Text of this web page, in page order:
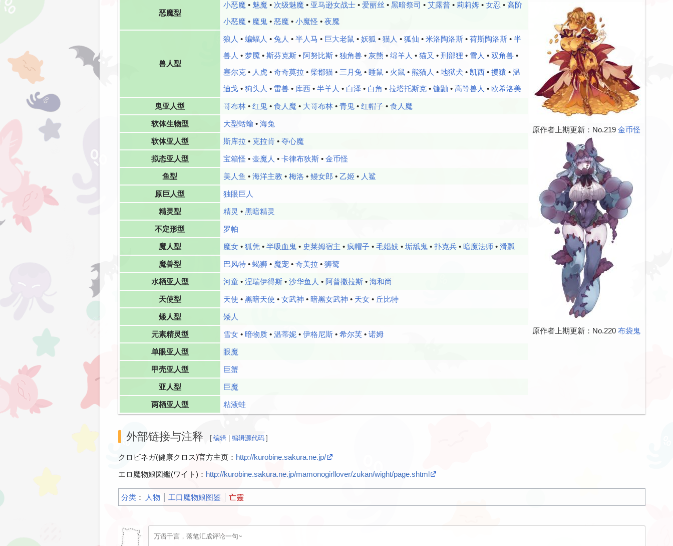
原作者上期更新：No.219 金币怪
原作者上期更新：No.220 布袋鬼
恶魔型
小恶魔 • 魅魔 • 次级魅魔 • 亚马逊女战士• 爱丽丝 • 黑暗祭司 • 艾露普• 莉莉姆• 女忍 • 高阶
小恶魔 • 魔鬼• 恶魔 • 小魔怪 • 夜魇
兽人型
狼人 • 蝙蝠人 • 兔人 • 半人马 • 巨大老鼠 • 妖狐 • 猫人 • 狐仙 • 米洛陶洛斯• 荷斯陶洛斯• 半
兽人 • 梦魇• 斯芬克斯• 阿努比斯• 独角兽• 灰熊 • 绵羊人 • 猫又 • 刑部狸 • 雪人 • 双角兽•
塞尔克• 人虎• 奇奇莫拉 • 柴郡猫• 三月兔 • 睡鼠 • 火鼠 • 熊猫人 • 地狱犬 • 凯西• 攫猿 • 温
迪戈• 狗头人 • 雷兽• 库西• 半羊人 • 白泽 • 白角 • 拉塔托斯克• 镰鼬• 高等兽人 • 欧希洛美
鬼亚人型 哥布林• 红鬼• 食人魔 • 大哥布林• 青鬼• 红帽子• 食人魔
软体生物型 大型蛞蝓 • 海兔
软体亚人型 斯库拉 • 克拉肯• 夺心魔
拟态亚人型 宝箱怪 • 壶魔人 • 卡律布狄斯• 金币怪
鱼型 美人鱼 • 海洋主教 • 梅洛 • 鳗女郎 • 乙姬• 人鲨
原巨人型 独眼巨人
精灵型 精灵 • 黑暗精灵
不定形型 罗帕
魔人型 魔女• 狐凭• 半吸血鬼• 史莱姆宿主 • 疯帽子• 毛娼妓 • 垢舐鬼• 扑克兵• 暗魔法师• 滑瓢
魔兽型 巴风特• 蝎狮 • 魔宠 • 奇美拉 • 狮鹫
水栖亚人型 河童• 涅瑞伊得斯• 沙华鱼人 • 阿普撒拉斯• 海和尚
天使型 天使 • 黑暗天使 • 女武神 • 暗黑女武神 • 天女• 丘比特
矮人型 矮人
元素精灵型 雪女• 暗物质• 温蒂妮• 伊格尼斯• 希尔芙• 诺姆
单眼亚人型 眼魔
甲壳亚人型 巨蟹
亚人型 巨魔
两栖亚人型 粘液蛙
外部链接与注释 [ 编辑| 编辑源代码 ]
クロビネガ(健康クロス)官方主页： http://kurobine.sakura.ne.jp/
エロ魔物娘図鑑(ワイト)： http://kurobine.sakura.ne.jp/mamonogirllover/zukan/wight/page.shtml
分类：​ 人物 工口魔物娘图鉴 亡靈